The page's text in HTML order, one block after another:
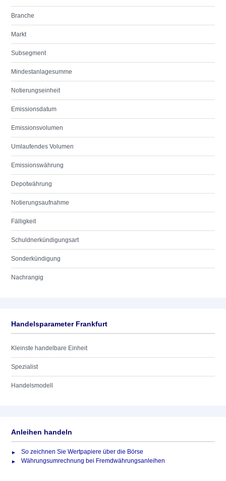
Branche
Markt
Subsegment
Mindestanlagesumme
Notierungseinheit
Emissionsdatum
Emissionsvolumen
Umlaufendes Volumen
Emissionswährung
Depotwährung
Notierungsaufnahme
Fälligkeit
Schuldnerkündigungsart
Sonderkündigung
Nachrangig
Handelsparameter Frankfurt
Kleinste handelbare Einheit
Spezialist
Handelsmodell
Anleihen handeln
So zeichnen Sie Wertpapiere über die Börse
Währungsumrechnung bei Fremdwährungsanleihen